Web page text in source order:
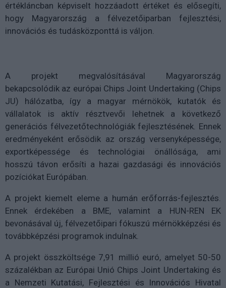
értékláncban képviselt hozzáadott értéket és elősegíti,
hogy Magyarország a félvezetőiparban fejlesztési,
innovációs és tudásközponttá is váljon.
A projekt megvalósításával Magyarország
bekapcsolódik az európai Chips Joint Undertaking (Chips
JU) hálózatba, így a magyar mérnökök, kutatók és
vállalatok is aktív résztvevői lehetnek a következő
generációs félvezetőtechnológiák fejlesztésének. Ennek
eredményeként erősödik az ország versenyképessége,
exportképessége és technológiai önállósága, ami
hosszú távon erősíti a hazai gazdasági és innovációs
pozíciókat Európában.
A projekt kiemelt eleme a humán erőforrás-fejlesztés.
Ennek érdekében a BME, valamint a HUN-REN EK
bevonásával új, félvezetőipari fókuszú mérnökképzési és
továbbképzési programok indulnak.
A projekt összköltsége 7,91 millió euró, amelyet 50-50
százalékban az Európai Unió Chips Joint Undertaking és
a Nemzeti Kutatási, Fejlesztési és Innovációs Hivatal